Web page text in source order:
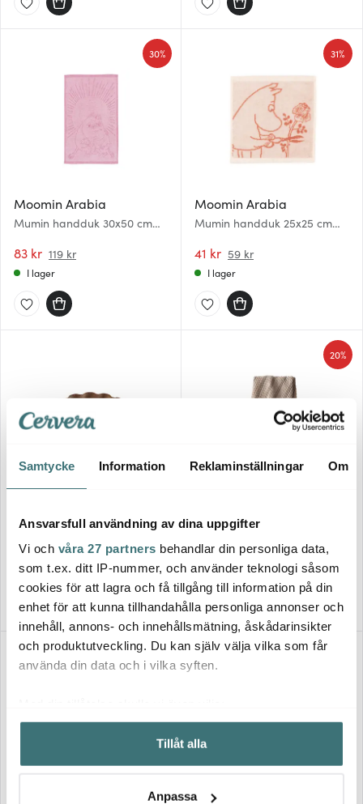
Samtycke Information Reklaminställningar Om
Ansvarsfull användning av dina uppgifter
Vi och våra 27 partners behandlar din personliga data,
som t.ex. ditt IP-nummer, och använder teknologi såsom
cookies för att lagra och få tillgång till information på din
enhet för att kunna tillhandahålla personliga annonser och
innehåll, annons- och innehållsmätning, åskådarinsikter
och produktutveckling. Du kan själv välja vilka som får
använda din data och i vilka syften.
Samla in information om din geografiska plats som
kan ha en noggrannhet på upp till flera meter
Identifiera din enhet genom att aktivt skanna den för
Tillåt alla
Anpassa
Moomin Arabia
Mumin handduk 30x50 cm
83 kr 119 kr
30%
I lager
Moomin Arabia
Mumin handduk 25x25 cm
41 kr 59 kr
31%
I lager
Candle Sand ljussand 1 kg 60
vekar stearin vit
299 kr
I lager
Nella handduk våfflad 50x70
119 kr 149 kr
20%
Få i lager